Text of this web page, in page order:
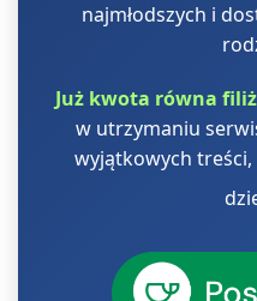
najmłodszych i
Już kwota równa
w utrzymaniu
wyjątkowych